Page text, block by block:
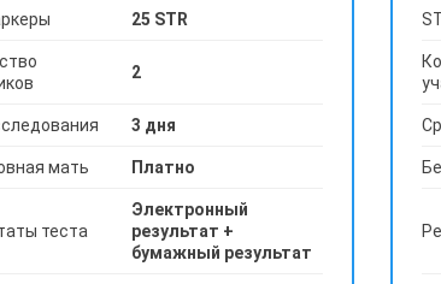
25 STR
2
3 дня
мать Платно
теста
Электронный
результат +
бумажный результат